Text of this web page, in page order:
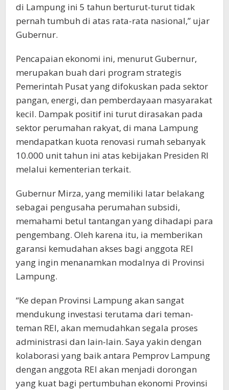
di Lampung ini 5 tahun berturut-turut tidak
pernah tumbuh di atas rata-rata nasional,” ujar
Gubernur.
​Pencapaian ekonomi ini, menurut Gubernur,
merupakan buah dari program strategis
Pemerintah Pusat yang difokuskan pada sektor
pangan, energi, dan pemberdayaan masyarakat
kecil. Dampak positif ini turut dirasakan pada
sektor perumahan rakyat, di mana Lampung
mendapatkan kuota renovasi rumah sebanyak
10.000 unit tahun ini atas kebijakan Presiden RI
melalui kementerian terkait.
​Gubernur Mirza, yang memiliki latar belakang
sebagai pengusaha perumahan subsidi,
memahami betul tantangan yang dihadapi para
pengembang. Oleh karena itu, ia memberikan
garansi kemudahan akses bagi anggota REI
yang ingin menanamkan modalnya di Provinsi
Lampung.
​“Ke depan Provinsi Lampung akan sangat
mendukung investasi terutama dari teman-
teman REI, akan memudahkan segala proses
administrasi dan lain-lain. Saya yakin dengan
kolaborasi yang baik antara Pemprov Lampung
dengan anggota REI akan menjadi dorongan
yang kuat bagi pertumbuhan ekonomi Provinsi